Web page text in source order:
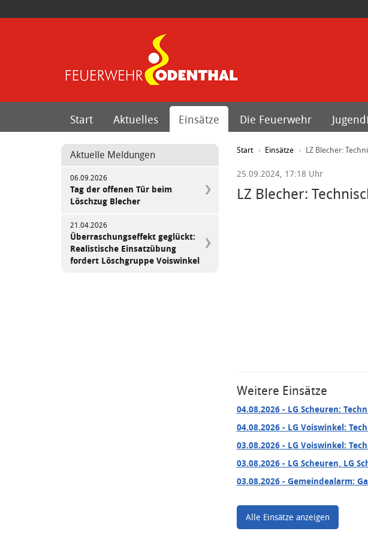
Start Aktuelles Einsätze Die Feuerwehr
Start Einsätze LZ Blecher:
25.09.2024, 17:18 Uhr
LZ Blecher:
Weitere Einsätze
04.08.2026- LG Scheuren:
04.08.2026- LG Voiswinkel:
03.08.2026- LG Voiswinkel:
03.08.2026- LG Scheuren, LG
03.08.2026- Gemeindealarm:
Alle Einsätze anzeigen
Aktuelle Meldungen
06.09.2026
Tag der offenen Tür beim
Löschzug Blecher
21.04.2026
Überraschungseffekt geglückt:
Realistische Einsatzübung
fordert Löschgruppe Voiswinkel